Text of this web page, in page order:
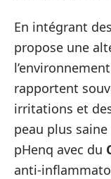
En intégrant
propose une
rapportent
irritations et
peau plus
pHenq avec du
anti-